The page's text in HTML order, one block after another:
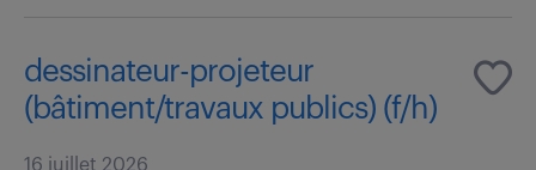
dessinateur-projeteur
(bâtiment/travaux publics) (f/h)
16 juillet 2026